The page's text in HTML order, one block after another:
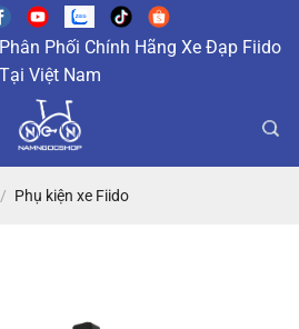
Phối Chính Hãng Xe Đạp Fiido
Tại Việt Nam
/ Phụ kiện xe Fiido